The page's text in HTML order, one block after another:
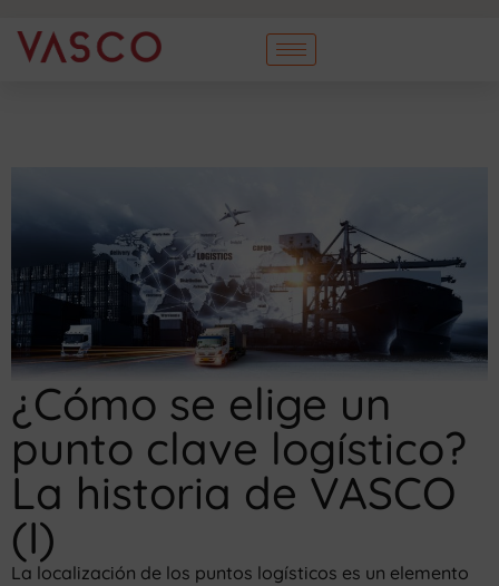
¿Cómo se elige un
punto clave logístico?
La historia de VASCO
(I)
La localización de los puntos logísticos es un elemento